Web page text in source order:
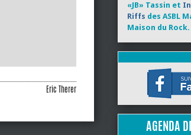
Eric Therer
«JB» Tassin et
Riffs des ASBL
Maison du Rock.
AGENDA